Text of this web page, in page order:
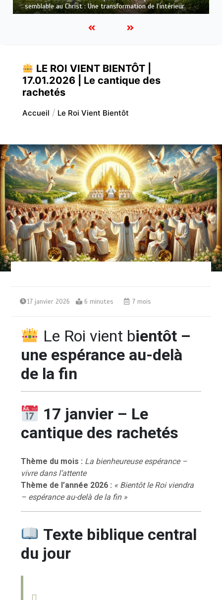
qui purifie : Être prêt pour Jésus
LE ROI VIENT BIENTÔT |
17.01.2026 | Le cantique des
rachetés
Accueil Le Roi Vient Bientôt
17 janvier 2026 6 minutes 7 mois
Le Roi vient bientôt –
une espérance au-delà
de la fin
17 janvier – Le
cantique des rachetés
Thème du mois : La bienheureuse espérance –
vivre dans l’attente
Thème de l’année 2026 : « Bientôt le Roi viendra
– espérance au-delà de la fin »
Texte biblique central
du jour